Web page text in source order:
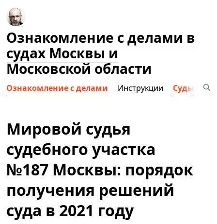
Ознакомление с делами в
судах Москвы и
Московской области
Ознакомление с делами Инструкции Суды
Мировой судья
судебного участка
№187 Москвы: порядок
получения решений
суда в 2021 году